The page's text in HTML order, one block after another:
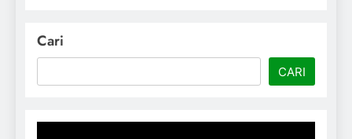
Cari
CARI